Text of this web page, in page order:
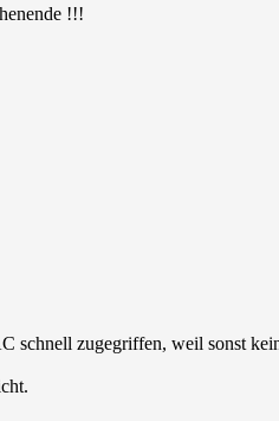
!!!
schnell zugegriffen, weil sonst